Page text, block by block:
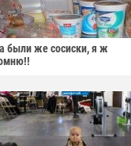
были же сосиски, я ж